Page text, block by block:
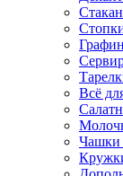
Всё
Чашки